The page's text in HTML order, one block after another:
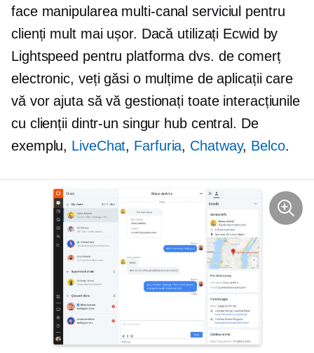
face manipularea multi-canal serviciul pentru
clienți mult mai ușor. Dacă utilizați Ecwid by
Lightspeed pentru platforma dvs. de comerț
electronic, veți găsi o mulțime de aplicații care
vă vor ajuta să vă gestionați toate interacțiunile
cu clienții dintr-un singur hub central. De
exemplu, LiveChat, Farfuria, Chatway, Belco.